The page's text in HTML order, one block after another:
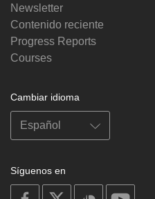
Newsletter
Contenido reciente
Progress Reports
Courses
Cambiar idioma
Síguenos en
on